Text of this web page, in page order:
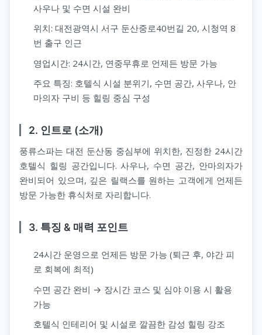
사우나 및 수면 시설 완비
위치: 대전광역시 서구 둔산중로40번길 20, 시청역 8
번 출구 인근
영업시간: 24시간, 연중무휴로 언제든 방문 가능
주요 특징: 호텔식 시설 분위기, 수면 공간, 사우나, 안
마의자 구비 등 힐링 중심 구성
2. 인트로 (소개)
풍류스파는 대전 둔산동 중심부에 위치한, 진정한 24시간
호텔식 힐링 공간입니다. 사우나, 수면 공간, 안마의자가
완비되어 있으며, 깊은 릴랙스를 원하는 고객에게 언제든
방문 가능한 휴식처로 자리합니다.
3. 특징 & 매력 포인트
24시간 운영으로 언제든 방문 가능 (퇴근 후, 야간 피
로 회복에 최적)
수면 공간 완비 → 장시간 코스 및 심야 이용 시 활용
가능
호텔식 인테리어 및 시설로 깔끔한 감성 힐링 강조